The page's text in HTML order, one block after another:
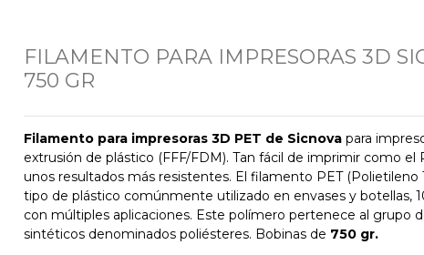
FILAMENTO PARA IMPRESORAS 3D
750 GR
Filamento para impresoras 3D PET de Sicnova para
extrusión de plástico (FFF/FDM). Tan fácil de imprimir como el
unos resultados más resistentes. El filamento PET (Polietileno
tipo de plástico comúnmente utilizado en envases y botellas,
con múltiples aplicaciones. Este polímero pertenece al grupo
sintéticos denominados poliésteres. Bobinas de 750 gr.